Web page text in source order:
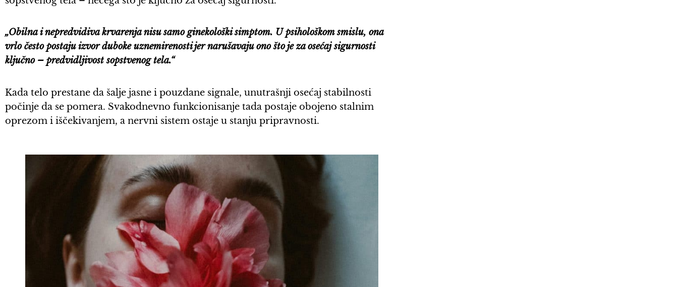
„Obilna i nepredvidiva krvarenja nisu samo ginekološki simptom. U psihološkom smislu, ona
vrlo često postaju izvor duboke uznemirenosti jer narušavaju ono što je za osećaj sigurnosti
ključno – predvidljivost sopstvenog tela.“
Kada telo prestane da šalje jasne i pouzdane signale, unutrašnji osećaj stabilnosti
počinje da se pomera. Svakodnevno funkcionisanje tada postaje obojeno stalnim
oprezom i iščekivanjem, a nervni sistem ostaje u stanju pripravnosti.